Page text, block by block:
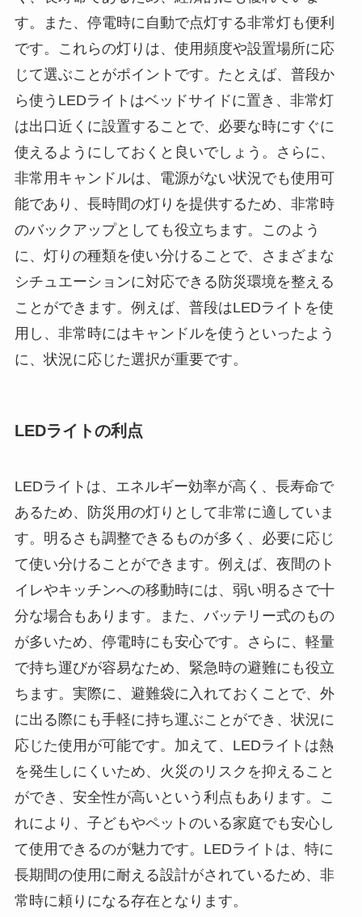
す。また、停電時に自動で点灯する非常灯も便利
です。これらの灯りは、使用頻度や設置場所に応
じて選ぶことがポイントです。たとえば、普段か
ら使うLEDライトはベッドサイドに置き、非常灯
は出口近くに設置することで、必要な時にすぐに
使えるようにしておくと良いでしょう。さらに、
非常用キャンドルは、電源がない状況でも使用可
能であり、長時間の灯りを提供するため、非常時
のバックアップとしても役立ちます。このよう
に、灯りの種類を使い分けることで、さまざまな
シチュエーションに対応できる防災環境を整える
ことができます。例えば、普段はLEDライトを使
用し、非常時にはキャンドルを使うといったよう
に、状況に応じた選択が重要です。
LEDライトの利点
LEDライトは、エネルギー効率が高く、長寿命で
あるため、防災用の灯りとして非常に適していま
す。明るさも調整できるものが多く、必要に応じ
て使い分けることができます。例えば、夜間のト
イレやキッチンへの移動時には、弱い明るさで十
分な場合もあります。また、バッテリー式のもの
が多いため、停電時にも安心です。さらに、軽量
で持ち運びが容易なため、緊急時の避難にも役立
ちます。実際に、避難袋に入れておくことで、外
に出る際にも手軽に持ち運ぶことができ、状況に
応じた使用が可能です。加えて、LEDライトは熱
を発生しにくいため、火災のリスクを抑えること
ができ、安全性が高いという利点もあります。こ
れにより、子どもやペットのいる家庭でも安心し
て使用できるのが魅力です。LEDライトは、特に
長期間の使用に耐える設計がされているため、非
常時に頼りになる存在となります。